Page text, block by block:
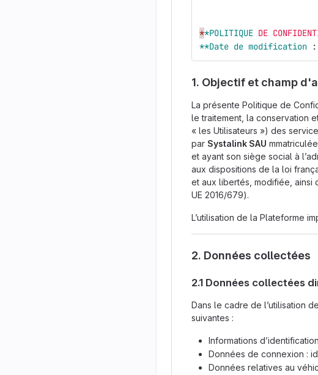
**POLITIQUE DE
**Date de modification
:
1. Objectif et champ
La présente Politique de
le traitement, la conservation
« les Utilisateurs ») des
par Systalink SAU
et ayant son siège social à
aux dispositions de la loi
et aux libertés, modifiée, ainsi
UE 2016/679).
L’utilisation de la Plateforme
2. Données collectées
2.1 Données collectées
Dans le cadre de l’utilisation
suivantes :
Informations
Données de connexion :
Données relatives au